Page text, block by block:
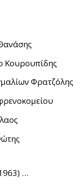
Κουρουπίδης
Φρατζόλης
…